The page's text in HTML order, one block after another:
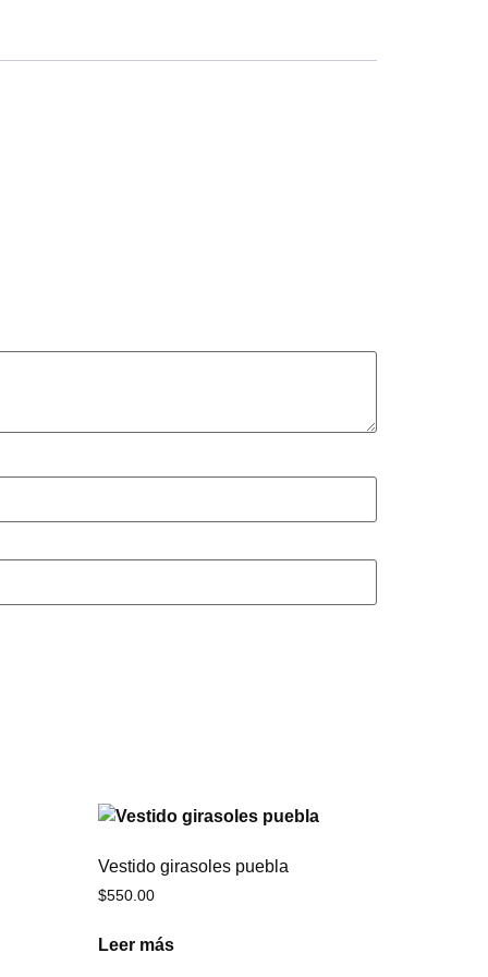
Vestido girasoles puebla
$550.00
Leer más